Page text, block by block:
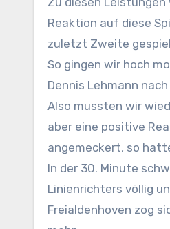
Reaktion auf diese
zuletzt Zweite
So gingen wir hoch
Dennis Lehmann
Also mussten wir
aber eine positive
angemeckert, so
In der 30. Minute
Linienrichters völlig
Freialdenhoven zog